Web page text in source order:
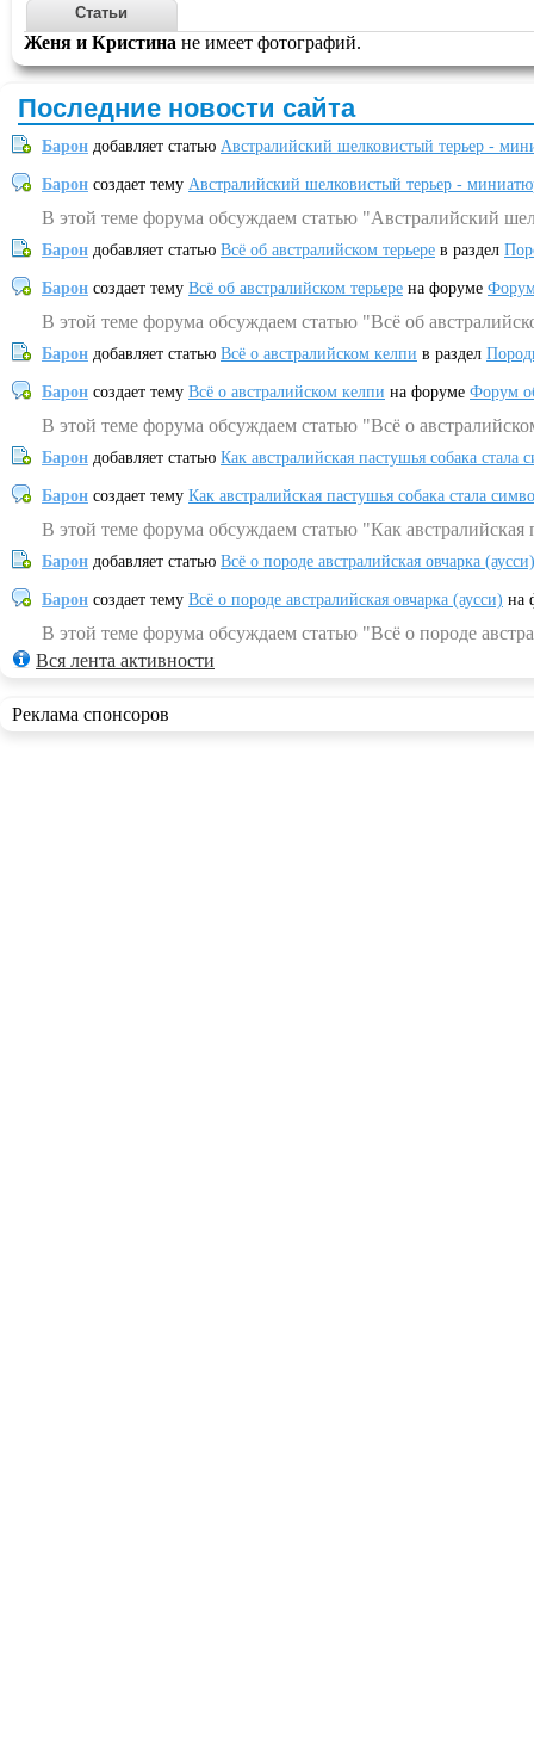
Статьи
Женя и Кристина не имеет фотографий.
Последние новости сайта
Барон добавляет статью Австралийский шелковистый терьер -
Барон создает тему Австралийский шелковистый терьер -
В этой теме форума обсуждаем статью "Австралийский
Барон добавляет статью Всё об австралийском терьере в раздел
Барон создает тему Всё об австралийском терьере на форуме
В этой теме форума обсуждаем статью "Всё об
Барон добавляет статью Всё о австралийском келпи в раздел
Барон создает тему Всё о австралийском келпи на форуме Форум
В этой теме форума обсуждаем статью "Всё о
Барон добавляет статью Как австралийская пастушья собака
Барон создает тему Как австралийская пастушья собака стала
В этой теме форума обсуждаем статью "Как
Барон добавляет статью Всё о породе австралийская овчарка (аусси)
Барон создает тему Всё о породе австралийская овчарка (аусси) на
В этой теме форума обсуждаем статью "Всё о породе
Вся лента активности
Реклама спонсоров